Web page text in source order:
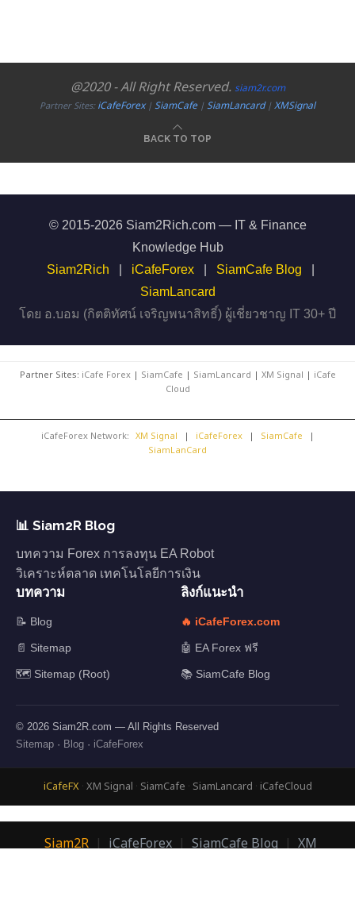
@2020 - All Right Reserved. siam2r.com
Partner Sites:iCafeForex|SiamCafe|SiamLancard|XMSignal
BACK TO TOP
© 2015-2026 Siam2Rich.com — IT & Finance
Knowledge Hub
Siam2Rich
iCafeForex SiamCafe Blog
SiamLancard
โดย อ.บอม (กิตติทัศน์ เจริญพนาสิทธิ์) ผู้เชี่ยวชาญ IT 30+ ปี
Partner Sites: iCafe Forex| SiamCafe | SiamLancard | XM Signal | iCafe
Cloud
iCafeForex Network: XM Signal | iCafeForex | SiamCafe
|
SiamLanCard
📊 Siam2R Blog
บทความ Forex การลงทุน EA Robot
วิเคราะห์ตลาด เทคโนโลยีการเงิน
บทความ
📝 Blog
📄 Sitemap
🗺️ Sitemap (Root)
ลิงก์แนะนำ
🔥 iCafeForex.com
🤖 EA Forex ฟรี
📚 SiamCafe Blog
© 2026 Siam2R.com — All Rights Reserved
Sitemap · Blog · iCafeForex
iCafeFX· XM Signal · SiamCafe · SiamLancard · iCafeCloud
Siam2R | iCafeForex | SiamCafe Blog | XM